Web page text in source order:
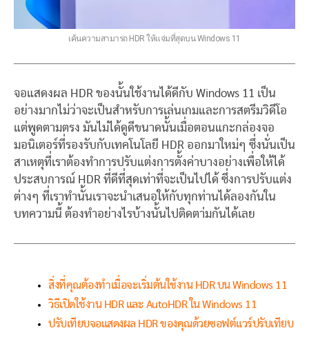
เค้นความสามารถ HDR ให้แจ่มที่สุดบน Windows 11
จอแสดงผล HDR ของนั้นใช้งานได้ดีกับ Windows 11 เป็น
อย่างมากไม่ว่าจะเป็นสำหรับการเล่นเกมและการสตรีมวิดีโอ
แต่พูดตามตรง มันไม่ได้ดูดีขนาดนั้นเมื่อตอนแกะกล่องจอ
มอนิเตอร์ที่รองรับกับเทคโนโลยี HDR ออกมาใหม่ๆ ซึ่งนั่นเป็น
สาเหตุที่เราต้องทำการปรับแต่งการตั้งค่าบางอย่างเพื่อให้ได้
ประสบการณ์ HDR ที่ดีที่สุดเท่าที่จะเป็นไปได้ ซึ่งการปรับแต่ง
ต่างๆ ที่เราทำนั้นเราจะนำเสนอให้กับทุกท่านได้ลองกันใน
บทความนี้ ต้องทำอย่างไรบ้างนั้นไปติดตา่มกันได้เลย
สิ่งที่คุณต้องทำเมื่อจะเริ่มต้นใช้งาน HDR บน Windows 11
วิธีเปิดใช้งาน HDR และ AutoHDR ใน Windows 11
ปรับเทียบจอแสดงผล HDR ของคุณด้วยซอฟต์แวร์ปรับเทียบ